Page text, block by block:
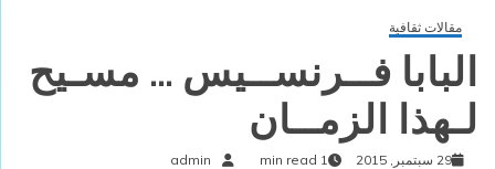
مقالات ثقافية
البابا فــرنســيس … مسـيح
لـهذا الزمــان
29 سبتمبر, 2015 1 min read
admin